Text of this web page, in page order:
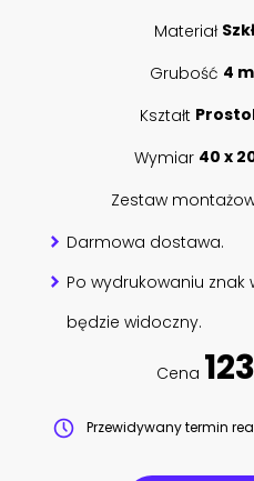
Materiał
Grubość 4
Kształt
Wymiar 40 x
Zestaw
Darmowa dostawa.
Po wydrukowaniu znak
będzie widoczny.
Cena
Przewidywany termin